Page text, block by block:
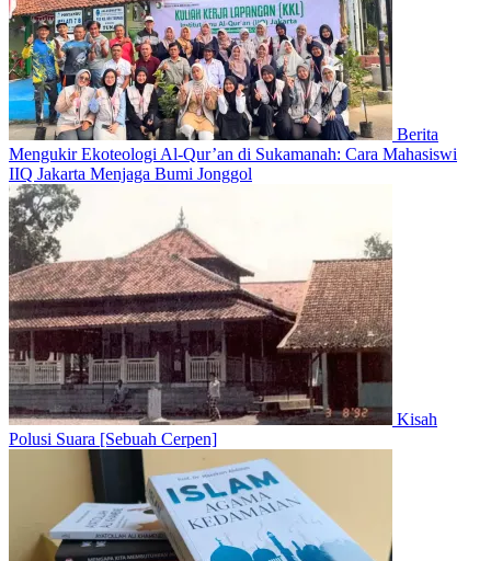
Berita
Mengukir Ekoteologi Al-Qur’an di Sukamanah: Cara Mahasiswi
IIQ Jakarta Menjaga Bumi Jonggol
Kisah
Polusi Suara [Sebuah Cerpen]